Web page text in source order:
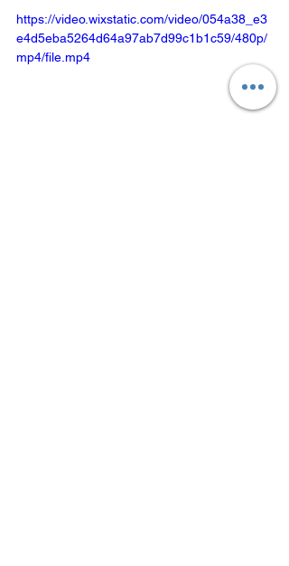
https://video.wixstatic.com/video/054a38_e3
e4d5eba5264d64a97ab7d99c1b1c59/480p/
mp4/file.mp4